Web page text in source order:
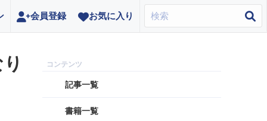
会員登録 お気に入り
記事一覧
書籍一覧